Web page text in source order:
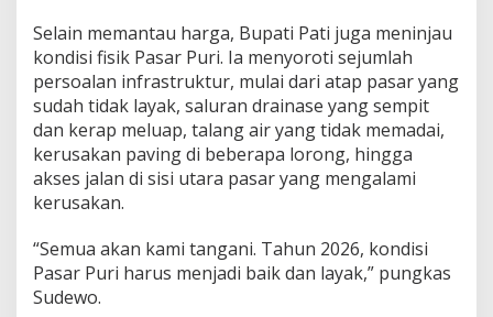
Selain memantau harga, Bupati Pati juga meninjau
kondisi fisik Pasar Puri. Ia menyoroti sejumlah
persoalan infrastruktur, mulai dari atap pasar yang
sudah tidak layak, saluran drainase yang sempit
dan kerap meluap, talang air yang tidak memadai,
kerusakan paving di beberapa lorong, hingga
akses jalan di sisi utara pasar yang mengalami
kerusakan.
“Semua akan kami tangani. Tahun 2026, kondisi
Pasar Puri harus menjadi baik dan layak,” pungkas
Sudewo.